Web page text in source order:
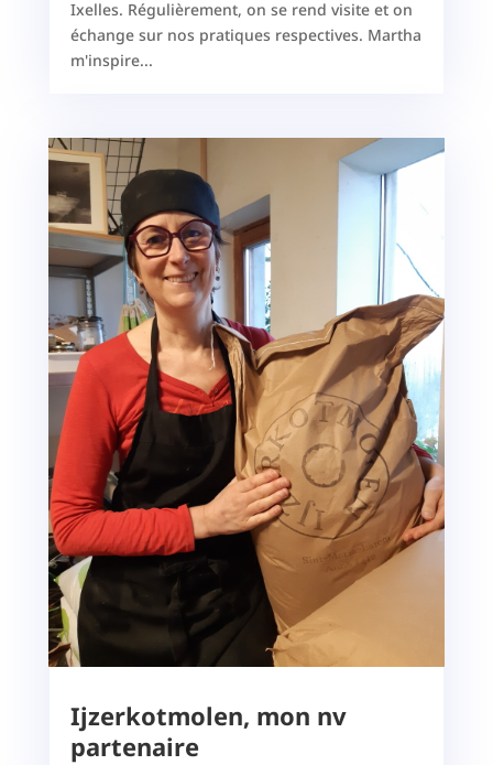
Ixelles. Régulièrement, on se rend visite et on
échange sur nos pratiques respectives. Martha
m'inspire...
Ijzerkotmolen, mon nv
partenaire